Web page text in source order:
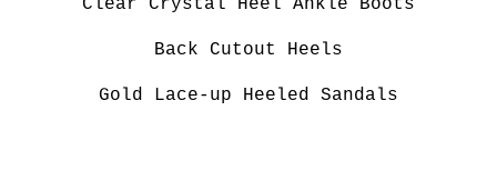
Clear Crystal Heel Ankle Boots
Back Cutout Heels
Gold Lace-up Heeled Sandals